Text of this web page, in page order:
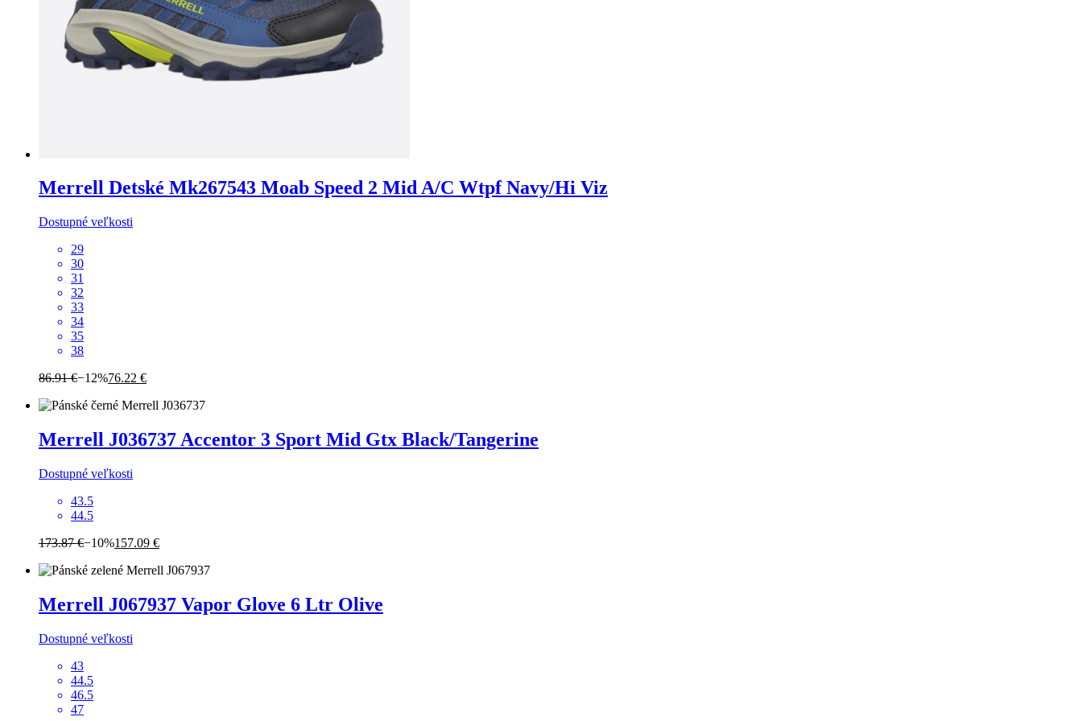
Merrell Detské Mk267543 Moab Speed 2 Mid A/C Wtpf Navy/Hi Viz
Dostupné veľkosti
29
30
31
32
33
34
35
38
86.91 €−12%76.22 €
Merrell J036737 Accentor 3 Sport Mid Gtx Black/Tangerine
Dostupné veľkosti
43.5
44.5
173.87 €−10%157.09 €
Merrell J067937 Vapor Glove 6 Ltr Olive
Dostupné veľkosti
43
44.5
46.5
47